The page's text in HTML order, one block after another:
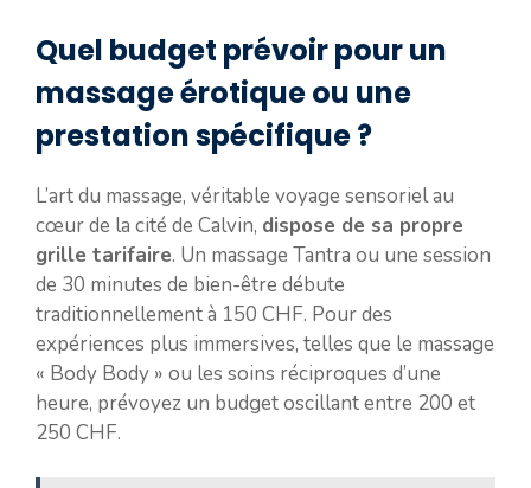
Quel budget prévoir pour un
massage érotique ou une
prestation spécifique ?
L’art du massage, véritable voyage sensoriel au
cœur de la cité de Calvin, dispose de sa propre
grille tarifaire. Un massage Tantra ou une session
de 30 minutes de bien-être débute
traditionnellement à 150 CHF. Pour des
expériences plus immersives, telles que le massage
« Body Body » ou les soins réciproques d’une
heure, prévoyez un budget oscillant entre 200 et
250 CHF.